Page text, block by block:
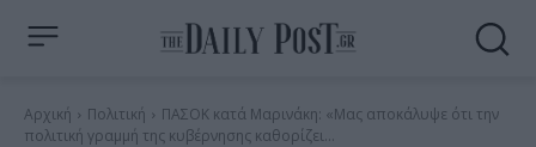
Αρχική Πολιτική
ΠΑΣΟΚ κατά Μαρινάκη: «Μας αποκάλυψε ότι την
πολιτική γραμμή της κυβέρνησης καθορίζει...